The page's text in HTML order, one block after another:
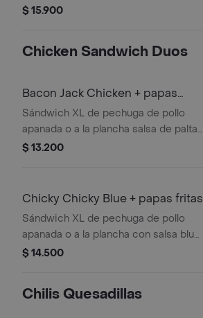
Servidos con choclo y papas fritas.
$ 15.900
Chicken Sandwich Duos
Bacon Jack Chicken + papas
fritas
Sándwich XL de pechuga de pollo
apanada o a la plancha salsa de palta
tomate tocino queso mozzarella
$ 13.200
Chicky Chicky Blue + papas fritas
Sándwich XL de pechuga de pollo
apanada o a la plancha con salsa blue
cheese lechuga tomate aros de
fritas.
$ 14.500
Chilis Quesadillas